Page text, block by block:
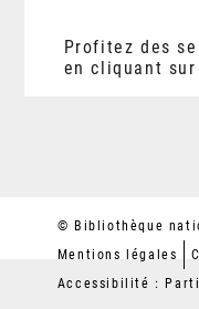
Profitez des
en cliquant sur
© Bibliothèque
Mentions légales
Accessibilité :